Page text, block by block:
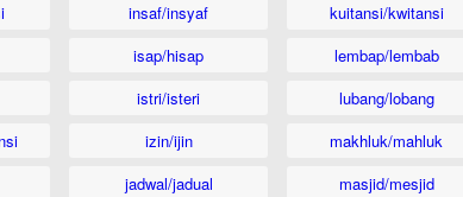
insaf/insyaf
isap/hisap
istri/isteri
izin/ijin
jadwal/jadual
kuitansi/kwitansi
lembap/lembab
lubang/lobang
makhluk/mahluk
masjid/mesjid